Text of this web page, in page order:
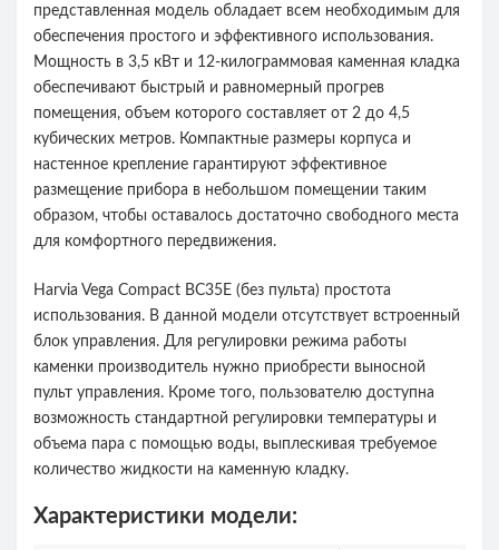
представленная модель обладает всем необходимым для
обеспечения простого и эффективного использования.
Мощность в 3,5 кВт и 12-килограммовая каменная кладка
обеспечивают быстрый и равномерный прогрев
помещения, объем которого составляет от 2 до 4,5
кубических метров. Компактные размеры корпуса и
настенное крепление гарантируют эффективное
размещение прибора в небольшом помещении таким
образом, чтобы оставалось достаточно свободного места
для комфортного передвижения.
Harvia Vega Compact ВС35Е (без пульта) простота
использования. В данной модели отсутствует встроенный
блок управления. Для регулировки режима работы
каменки производитель нужно приобрести выносной
пульт управления. Кроме того, пользователю доступна
возможность стандартной регулировки температуры и
объема пара с помощью воды, выплескивая требуемое
количество жидкости на каменную кладку.
Характеристики модели: